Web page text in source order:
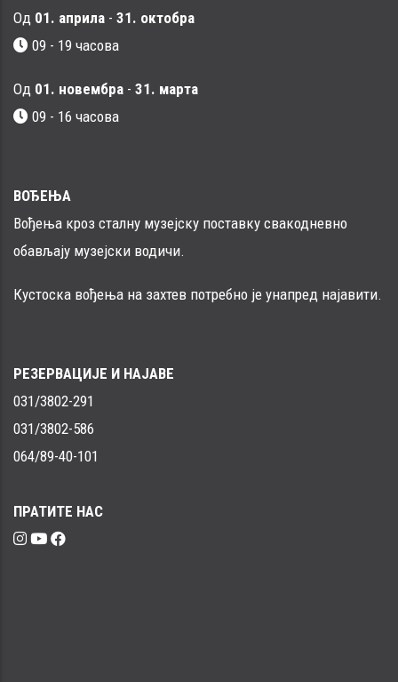
Од 01. априла - 31. октобра
09 - 19 часова
Од 01. новембра - 31. марта
09 - 16 часовa
ВОЂЕЊА
Вођења кроз сталну музејску поставку свакодневно
обављају музејски водичи.
Кустоска вођења на захтев потребно је унапред најавити.
РЕЗЕРВАЦИЈЕ И НАЈАВЕ
031/3802-291
031/3802-586
064/89-40-101
ПРАТИТЕ НАС